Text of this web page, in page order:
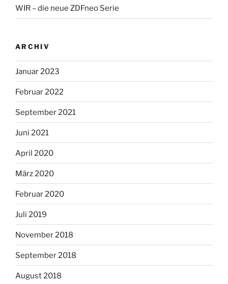
WIR – die neue ZDFneo Serie
ARCHIV
Januar 2023
Februar 2022
September 2021
Juni 2021
April 2020
März 2020
Februar 2020
Juli 2019
November 2018
September 2018
August 2018